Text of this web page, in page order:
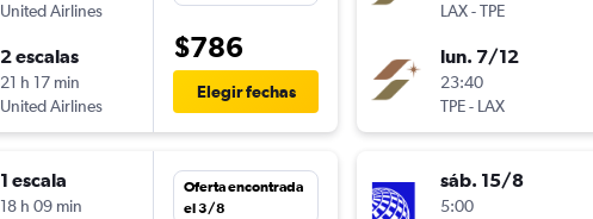
United Airlines
2 escalas
21 h 17 min
United Airlines
$786
Elegir fechas
1 escala
18 h 09 min
Oferta encontrada
el 3/8
LAX-TPE
lun. 7/12
23:40
TPE- LAX
sáb. 15/8
5:00